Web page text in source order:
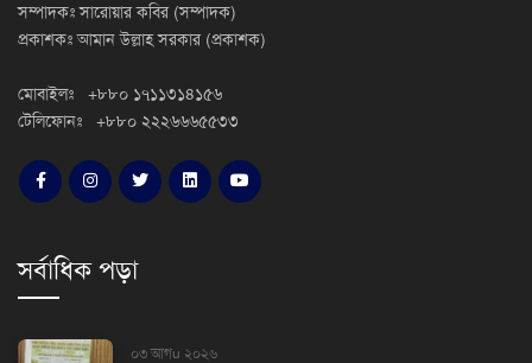
সম্পাদকঃ সারোয়ার কবির (সম্পাদক)
প্রকাশকঃ আমান উল্লাহ সরকার (প্রকাশক)
মোবাইলঃ +৮৮০ ১৭১১৩১৪১৫৬
টেলিফোনঃ +৮৮০ ২২২৬৬৬৫৫৩৩
সর্বাধিক পড়া
০৩ আগu ২০২৬